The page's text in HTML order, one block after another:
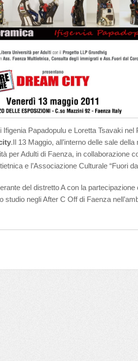
Ifigenia Papadopulu e Loretta Tsavaki
.Il 13 Maggio, all’interno delle sale
per Adulti di Faenza, in collaborazione
e l’Associazione Culturale “Fuori
del distretto A con la partecipazione
studio negli After C Off di Faenza